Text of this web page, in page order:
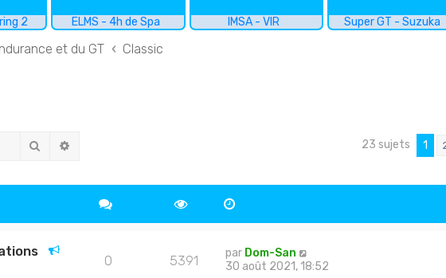
2 ELMS - 4h de Spa IMSA - VIR Super GT - Suzuka
et du GT Classic
Rechercher 23 sujets 1
0 5391 par Dom-San
30 août 2021, 18:52